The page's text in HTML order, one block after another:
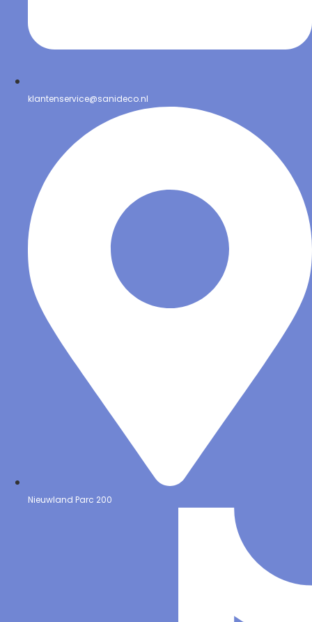
klantenservice@sanideco.nl
Nieuwland Parc 200